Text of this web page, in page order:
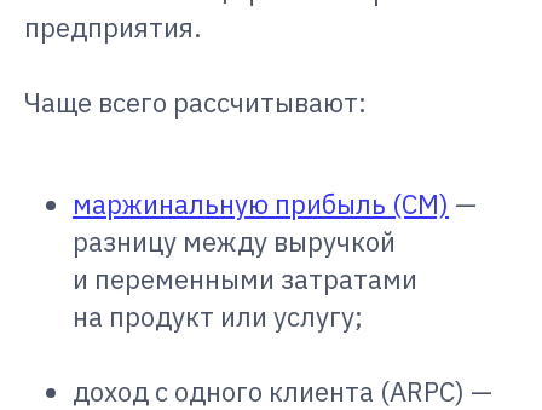
предприятия.
Чаще всего рассчитывают:
маржинальную прибыль (CM) —
разницу между выручкой
и переменными затратами
на продукт или услугу;
доход с одного клиента (ARPC) —